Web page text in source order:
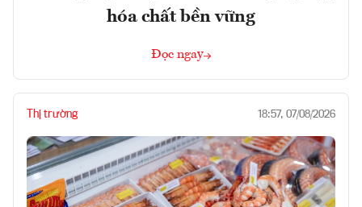
hóa chất bền vững
Đọc ngay
Thị trường 18:57, 07/08/2026